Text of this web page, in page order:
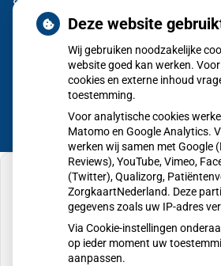
Sinds huisartsen afslankmedicijnen
neemt gebruik toe
Eigen risico gaat onder toekomstig
U heeft geen toestemming
externe inhoud die nodig is
Cookie-instellingen
Deze website
Wij gebruiken noodzakelijke
website goed kan werken.
cookies en externe inhoud
toestemming.
Voor analytische cookies
Matomo en Google Analytics.
werken wij samen met Google
Reviews), YouTube, Vimeo,
(Twitter), Qualizorg,
ZorgkaartNederland. Deze
gegevens zoals uw IP-adres
Via Cookie-instellingen
op ieder moment uw
aanpassen.